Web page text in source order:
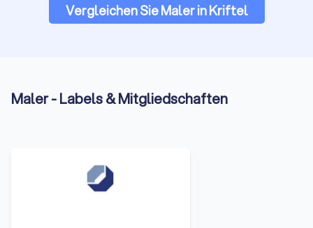
Vergleichen Sie Maler in Kriftel
Maler - Labels & Mitgliedschaften